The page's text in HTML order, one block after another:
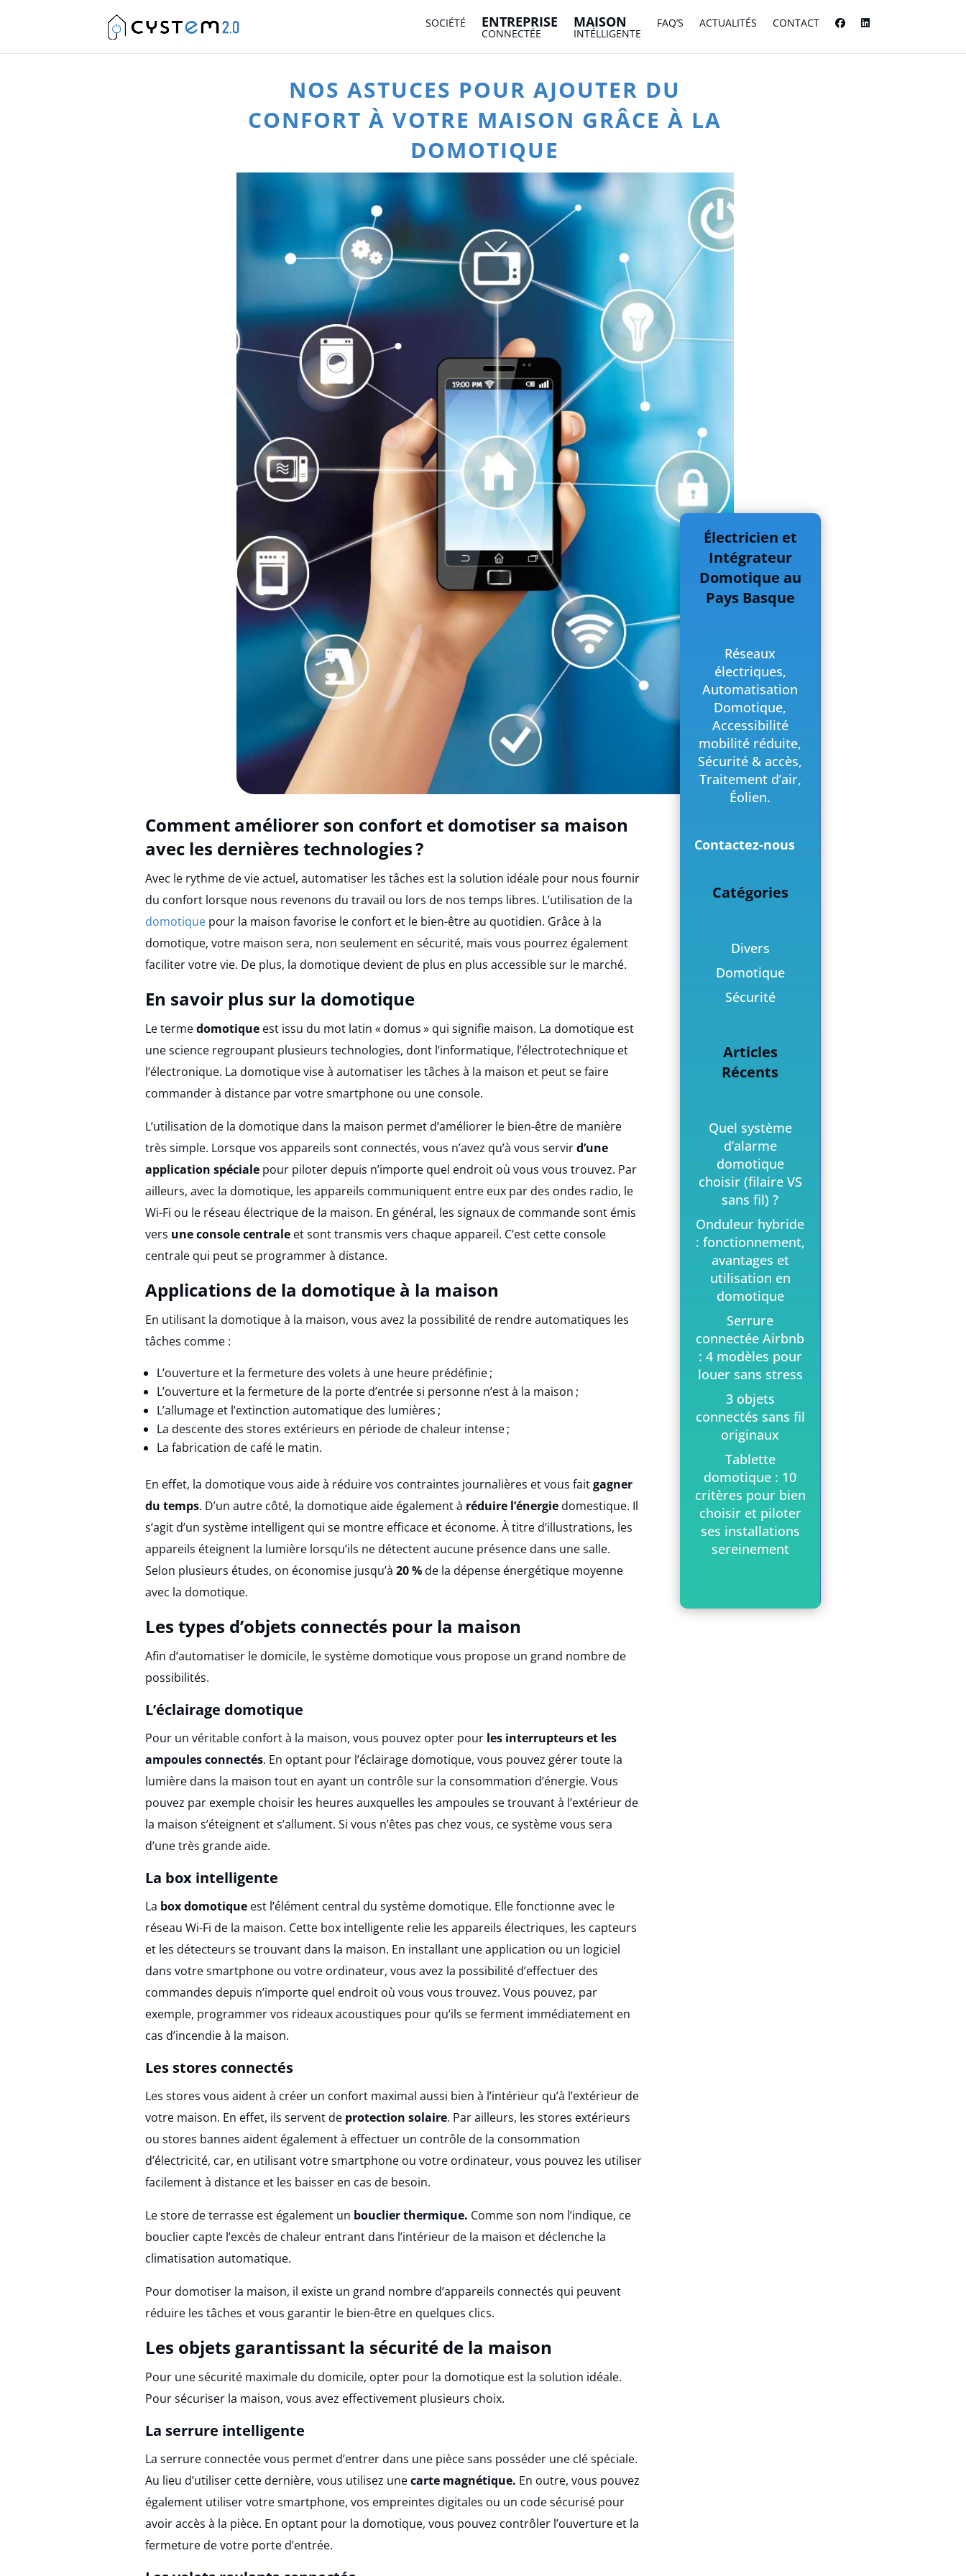
SOCIÉTÉ ENTREPRISE
CONNECTÉE
MAISON
INTÉLLIGENTE
FAQ’S ACTUALITÉS CONTACT
NOS ASTUCES POUR AJOUTER DU
CONFORT À VOTRE MAISON GRÂCE À LA
DOMOTIQUE
Comment améliorer son confort et domotiser sa maison
avec les dernières technologies ?
Avec le rythme de vie actuel, automatiser les tâches est la solution idéale pour nous fournir
du confort lorsque nous revenons du travail ou lors de nos temps libres. L’utilisation de la
domotiquepour la maison favorise le confort et le bien-être au quotidien. Grâce à la
domotique, votre maison sera, non seulement en sécurité, mais vous pourrez également
faciliter votre vie. De plus, la domotique devient de plus en plus accessible sur le marché.
En savoir plus sur la domotique
Le termedomotiqueest issu du mot latin « domus » qui signifie maison. La domotique est
une science regroupant plusieurs technologies, dont l’informatique, l’électrotechnique et
l’électronique. La domotique vise à automatiser les tâches à la maison et peut se faire
commander à distance par votre smartphone ou une console.
L’utilisation de la domotique dans la maison permet d’améliorer le bien-être de manière
très simple. Lorsque vos appareils sont connectés, vous n’avez qu’à vous servird’une
application spéciale pour piloter depuis n’importe quel endroit où vous vous trouvez. Par
ailleurs, avec la domotique, les appareils communiquent entre eux par des ondes radio, le
Wi-Fi ou le réseau électrique de la maison. En général, les signaux de commande sont émis
vers une console centrale et sont transmis vers chaque appareil. C’est cette console
centrale qui peut se programmer à distance.
Applications de la domotique à la maison
En utilisant la domotique à la maison, vous avez la possibilité de rendre automatiques les
tâches comme :
L’ouverture et la fermeture des volets à une heure prédéfinie ;
L’ouverture et la fermeture de la porte d’entrée si personne n’est à la maison ;
L’allumage et l’extinction automatique des lumières ;
La descente des stores extérieurs en période de chaleur intense ;
La fabrication de café le matin.
En effet, la domotique vous aide à réduire vos contraintes journalières et vous faitgagner
du temps. D’un autre côté, la domotique aide également à réduire l’énergiedomestique. Il
s’agit d’un système intelligent qui se montre efficace et économe. À titre d’illustrations, les
appareils éteignent la lumière lorsqu’ils ne détectent aucune présence dans une salle.
Selon plusieurs études, on économise jusqu’à 20 %de la dépense énergétique moyenne
avec la domotique.
Les types d’objets connectés pour la maison
Afin d’automatiser le domicile, le système domotique vous propose un grand nombre de
possibilités.
L’éclairage domotique
Pour un véritable confort à la maison, vous pouvez opter pour les interrupteurs et les
ampoules connectés. En optant pour l’éclairage domotique, vous pouvez gérer toute la
lumière dans la maison tout en ayant un contrôle sur la consommation d’énergie. Vous
pouvez par exemple choisir les heures auxquelles les ampoules se trouvant à l’extérieur de
la maison s’éteignent et s’allument. Si vous n’êtes pas chez vous, ce système vous sera
d’une très grande aide.
La box intelligente
La box domotique est l’élément central du système domotique. Elle fonctionne avec le
réseau Wi-Fi de la maison. Cette box intelligente relie les appareils électriques, les capteurs
et les détecteurs se trouvant dans la maison. En installant une application ou un logiciel
dans votre smartphone ou votre ordinateur, vous avez la possibilité d’effectuer des
commandes depuis n’importe quel endroit où vous vous trouvez. Vous pouvez, par
exemple, programmer vos rideaux acoustiques pour qu’ils se ferment immédiatement en
cas d’incendie à la maison.
Les stores connectés
Les stores vous aident à créer un confort maximal aussi bien à l’intérieur qu’à l’extérieur de
votre maison. En effet, ils servent de protection solaire. Par ailleurs, les stores extérieurs
ou stores bannes aident également à effectuer un contrôle de la consommation
d’électricité, car, en utilisant votre smartphone ou votre ordinateur, vous pouvez les utiliser
facilement à distance et les baisser en cas de besoin.
Le store de terrasse est également un bouclier thermique. Comme son nom l’indique, ce
bouclier capte l’excès de chaleur entrant dans l’intérieur de la maison et déclenche la
climatisation automatique.
Pour domotiser la maison, il existe un grand nombre d’appareils connectés qui peuvent
réduire les tâches et vous garantir le bien-être en quelques clics.
Les objets garantissant la sécurité de la maison
Pour une sécurité maximale du domicile, opter pour la domotique est la solution idéale.
Pour sécuriser la maison, vous avez effectivement plusieurs choix.
La serrure intelligente
La serrure connectée vous permet d’entrer dans une pièce sans posséder une clé spéciale.
Au lieu d’utiliser cette dernière, vous utilisez unecarte magnétique. En outre, vous pouvez
également utiliser votre smartphone, vos empreintes digitales ou un code sécurisé pour
avoir accès à la pièce. En optant pour la domotique, vous pouvez contrôler l’ouverture et la
fermeture de votre porte d’entrée.
Électricien et
Intégrateur
Domotique au
Pays Basque
Réseaux
électriques,
Automatisation
Domotique,
Accessibilité
mobilité réduite,
Sécurité & accès,
Traitement d’air,
Éolien.
Contactez-nous
Catégories
Divers
Domotique
Sécurité
Articles
Récents
Quel système
d’alarme
domotique
choisir (filaire VS
sans fil) ?
Onduleur hybride
: fonctionnement,
avantages et
utilisation en
domotique
Serrure
connectée Airbnb
: 4 modèles pour
louer sans stress
3 objets
connectés sans fil
originaux
Tablette
domotique : 10
critères pour bien
choisir et piloter
ses installations
sereinement